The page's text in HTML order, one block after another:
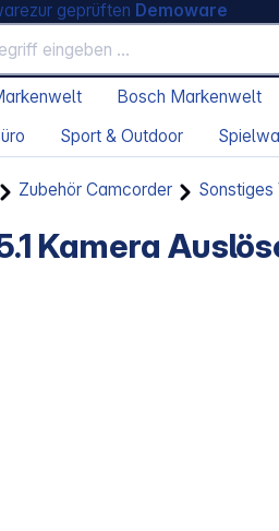
zur geprüften Demoware
Bosch Markenwelt
Sport & Outdoor
Zubehör Camcorder Sonstiges
Kamera